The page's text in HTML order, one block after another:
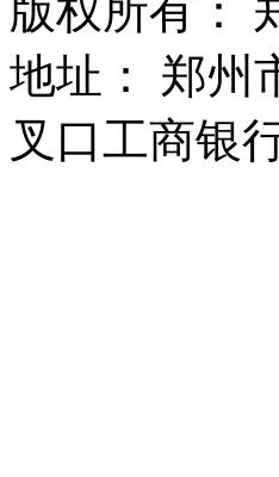
版权所有：
地址： 郑州
叉口工商银